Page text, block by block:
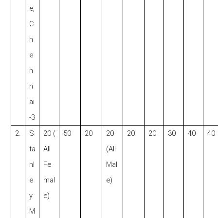
e,
C
h
e
n
n
ai
-3
2.
S
ta
nl
e
y
M
20 (
All
Fe
mal
e)
50 20
20
(All
Mal
e)
20 20 30 40 40